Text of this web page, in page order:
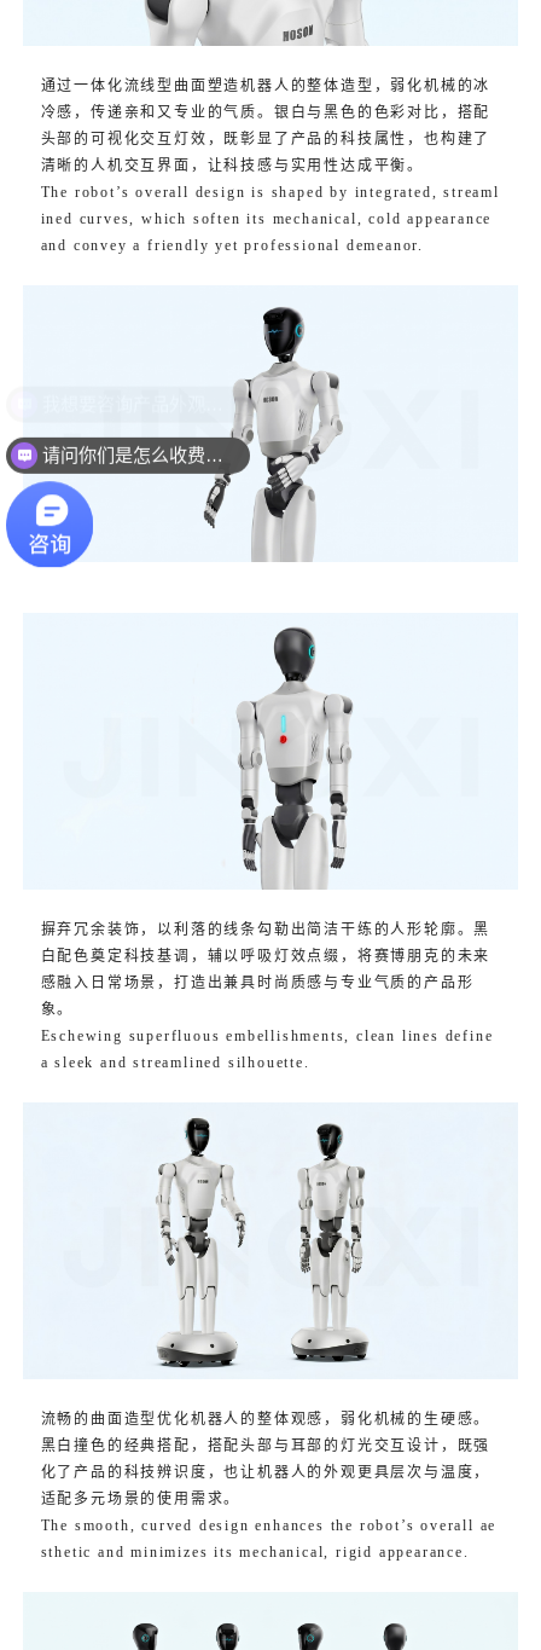
通过一体化流线型曲面塑造机器人的整体造型，弱化机械的冰
冷感，传递亲和又专业的气质。银白与黑色的色彩对比，搭配
头部的可视化交互灯效，既彰显了产品的科技属性，也构建了
清晰的人机交互界面，让科技感与实用性达成平衡。
The robot’s overall design is shaped by integrated, streaml
ined curves, which soften its mechanical, cold appearance
and convey a friendly yet professional demeanor.
摒弃冗余装饰，以利落的线条勾勒出简洁干练的人形轮廓。黑
白配色奠定科技基调，辅以呼吸灯效点缀，将赛博朋克的未来
感融入日常场景，打造出兼具时尚质感与专业气质的产品形
象。
Eschewing superfluous embellishments, clean lines define
a sleek and streamlined silhouette.
流畅的曲面造型优化机器人的整体观感，弱化机械的生硬感。
黑白撞色的经典搭配，搭配头部与耳部的灯光交互设计，既强
化了产品的科技辨识度，也让机器人的外观更具层次与温度，
适配多元场景的使用需求。
The smooth, curved design enhances the robot’s overall ae
sthetic and minimizes its mechanical, rigid appearance.